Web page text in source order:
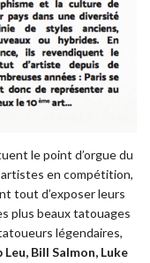
le point d’orgue du
en compétition,
tout d’exposer leurs
plus beaux tatouages
légendaires,
Leu, Bill Salmon, Luke